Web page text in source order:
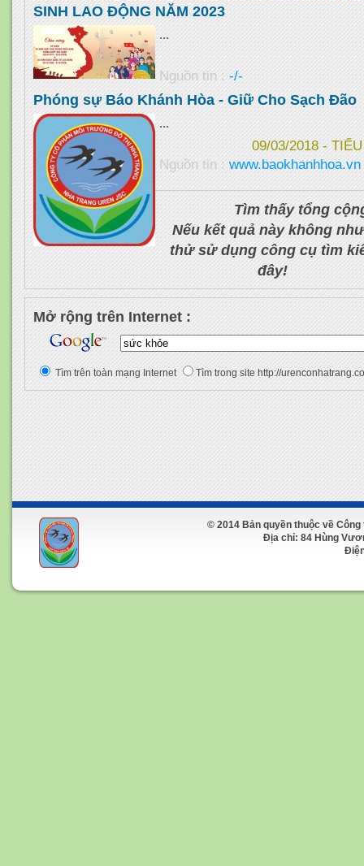
SINH LAO ĐỘNG NĂM 2023
...
Nguồn tin : -/-
Phóng sự Báo Khánh Hòa - Giữ Cho Sạch Đão
...
09/03/2018 -
Nguồn tin : www.baokhanhhoa.vn
Tìm thấy tổng
Nếu kết quả này không
thử sử dụng công cụ tìm
đây!
Mở rộng trên Internet :
Tìm trên toàn mạng Internet Tìm trong site http://
© 2014 Bản quyền thuộc về
Địa chỉ: 84 Hùng Vương
Điện